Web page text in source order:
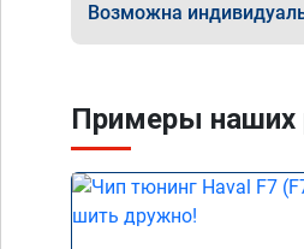
Возможна
Примеры наших